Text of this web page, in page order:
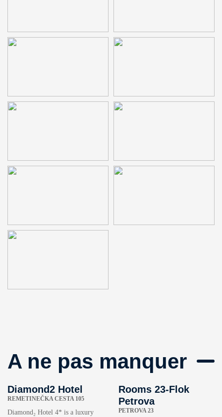
A ne pas manquer
Diamond2 Hotel
REMETINEČKA CESTA 105
Diamond₂ Hotel 4* is a luxury
Rooms 23-Flok
Petrova
PETROVA 23